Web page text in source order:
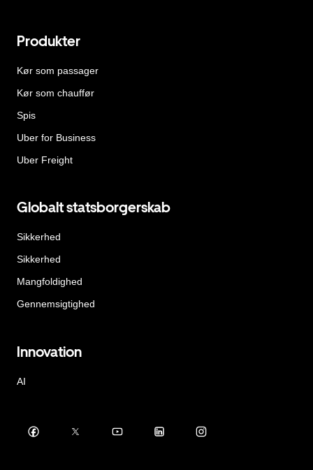
Produkter
Kør som passager
Kør som chauffør
Spis
Uber for Business
Uber Freight
Globalt statsborgerskab
Sikkerhed
Sikkerhed
Mangfoldighed
Gennemsigtighed
Innovation
AI